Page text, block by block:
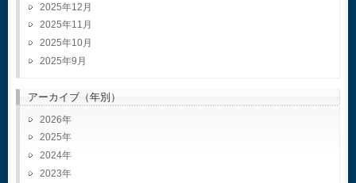
2025年12月
2025年11月
2025年10月
2025年9月
アーカイブ（年別）
2026
2025
2024
2023